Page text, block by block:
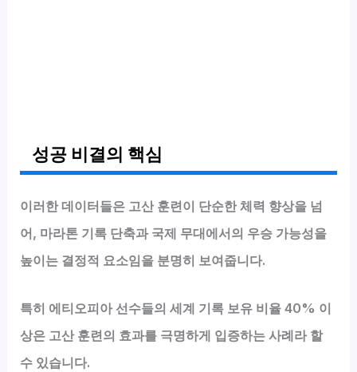
성공 비결의 핵심
이러한 데이터들은 고산 훈련이 단순한 체력 향상을 넘
어, 마라톤 기록 단축과 국제 무대에서의 우승 가능성을
높이는 결정적 요소임을 분명히 보여줍니다.
특히 에티오피아 선수들의 세계 기록 보유 비율 40% 이
상은 고산 훈련의 효과를 극명하게 입증하는 사례라 할
수 있습니다.